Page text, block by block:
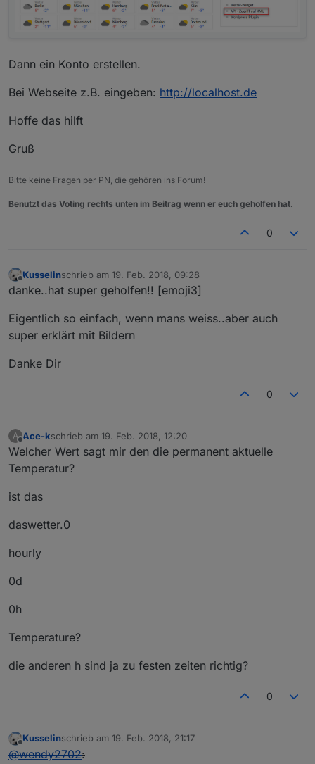
Dann ein Konto erstellen.
Bei Webseite z.B. eingeben: http://localhost.de
Hoffe das hilft
Gruß
Bitte keine Fragen per PN, die gehören ins Forum!
Benutzt das Voting rechts unten im Beitrag wenn er euch geholfen hat.
0
Offline
Kusselinschrieb am 19. Feb. 2018, 09:28
zuletzt editiert von
danke..hat super geholfen!! [emoji3]
Eigentlich so einfach, wenn mans weiss..aber auch
super erklärt mit Bildern
Danke Dir
0
A
Offline
Ace-kschrieb am 19. Feb. 2018, 12:20
zuletzt editiert von
Welcher Wert sagt mir den die permanent aktuelle
Temperatur?
ist das
daswetter.0
hourly
0d
0h
Temperature?
die anderen h sind ja zu festen zeiten richtig?
0
Offline
Kusselinschrieb am 19. Feb. 2018, 21:17
zuletzt editiert von
@wendy2702: